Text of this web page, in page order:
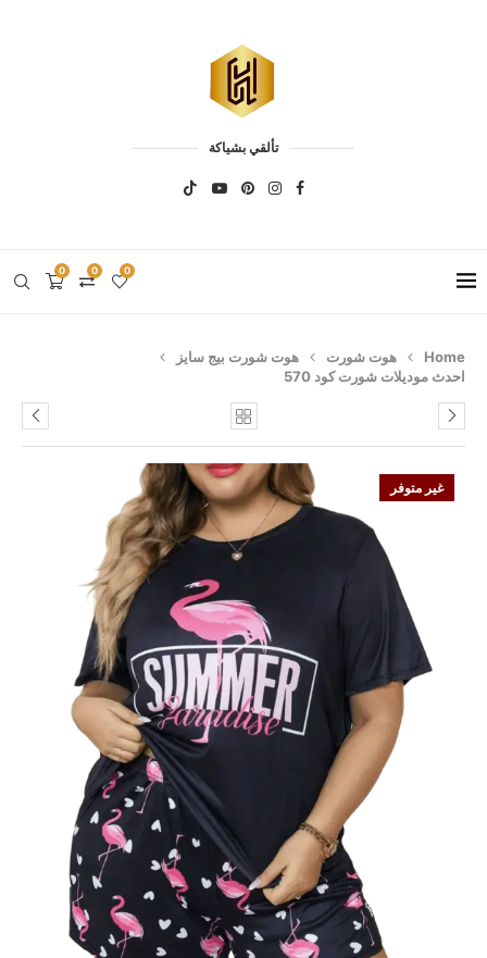
تألقي بشياكة
0 0 0
Home هوت شورت
هوت شورت بيج سايز
احدث موديلات شورت كود 570
غير متوفر